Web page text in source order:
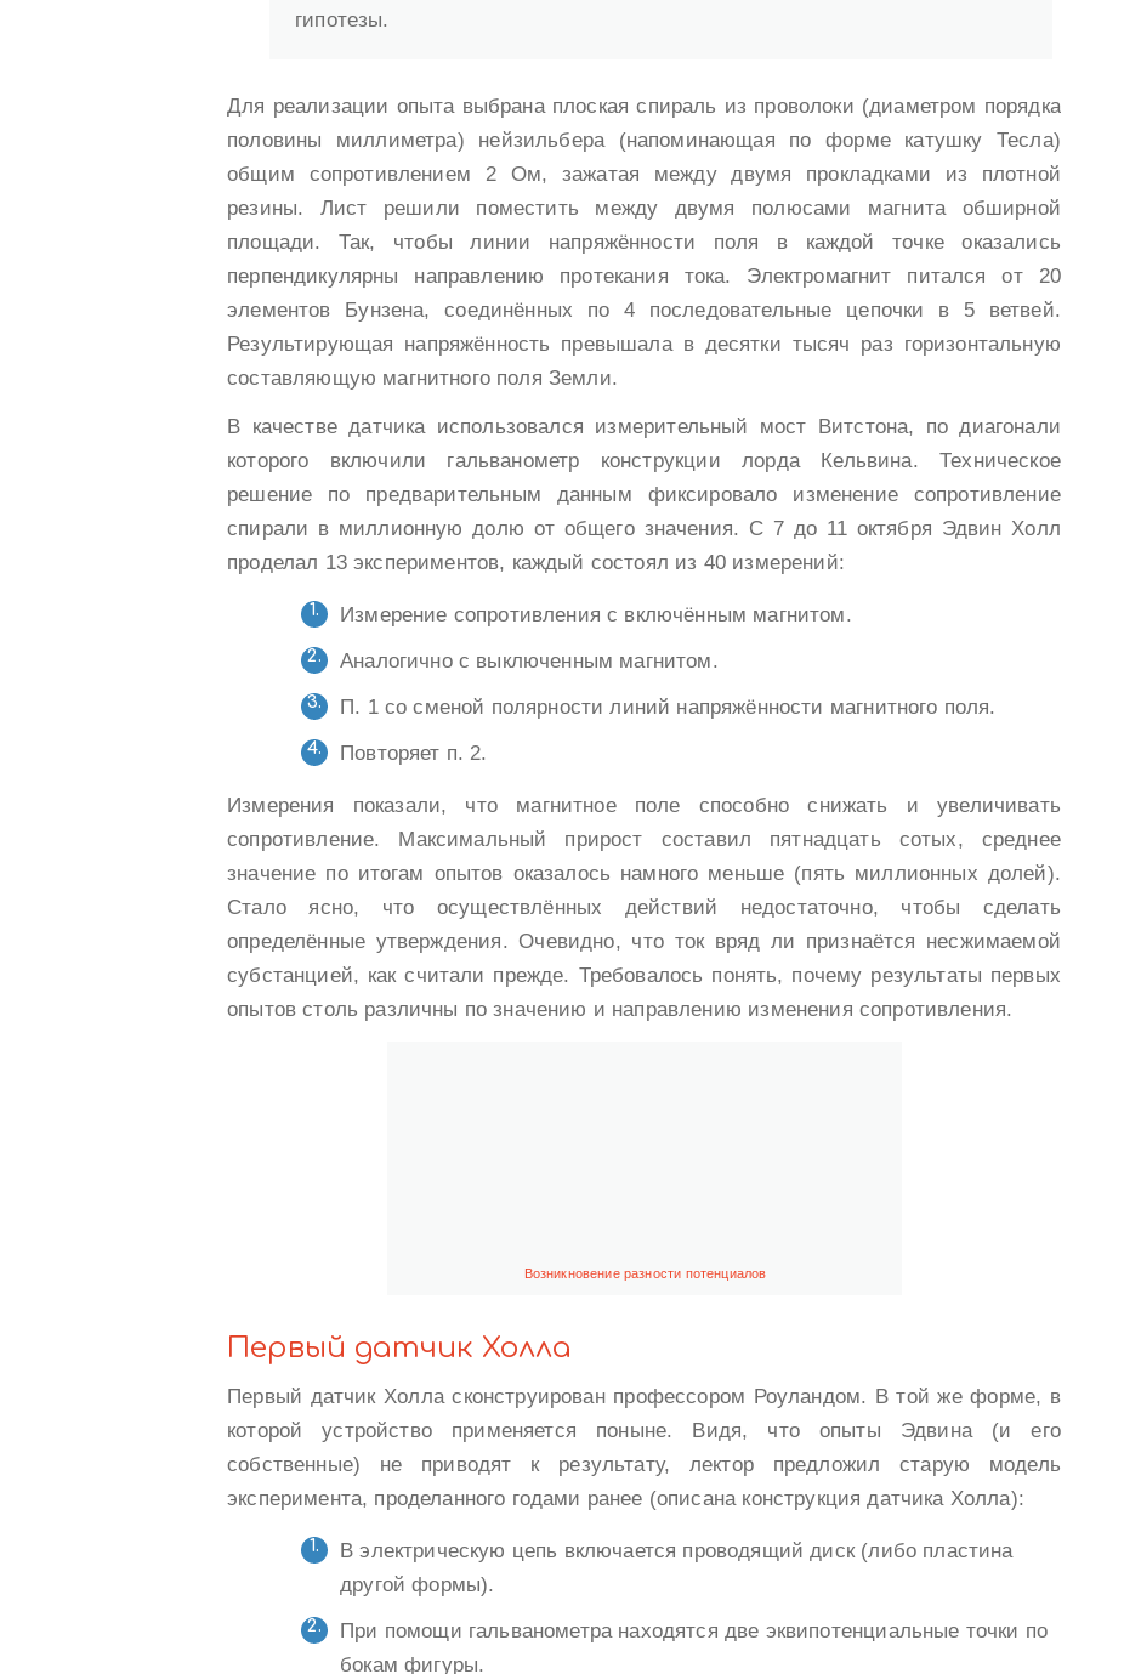
гипотезы.
Для реализации опыта выбрана плоская спираль из проволоки (диаметром порядка
половины миллиметра) нейзильбера (напоминающая по форме катушку Тесла)
общим сопротивлением 2 Ом, зажатая между двумя прокладками из плотной
резины. Лист решили поместить между двумя полюсами магнита обширной
площади. Так, чтобы линии напряжённости поля в каждой точке оказались
перпендикулярны направлению протекания тока. Электромагнит питался от 20
элементов Бунзена, соединённых по 4 последовательные цепочки в 5 ветвей.
Результирующая напряжённость превышала в десятки тысяч раз горизонтальную
составляющую магнитного поля Земли.
В качестве датчика использовался измерительный мост Витстона, по диагонали
которого включили гальванометр конструкции лорда Кельвина. Техническое
решение по предварительным данным фиксировало изменение сопротивление
спирали в миллионную долю от общего значения. С 7 до 11 октября Эдвин Холл
проделал 13 экспериментов, каждый состоял из 40 измерений:
Измерение сопротивления с включённым магнитом.
Аналогично с выключенным магнитом.
П. 1 со сменой полярности линий напряжённости магнитного поля.
Повторяет п. 2.
Измерения показали, что магнитное поле способно снижать и увеличивать
сопротивление. Максимальный прирост составил пятнадцать сотых, среднее
значение по итогам опытов оказалось намного меньше (пять миллионных долей).
Стало ясно, что осуществлённых действий недостаточно, чтобы сделать
определённые утверждения. Очевидно, что ток вряд ли признаётся несжимаемой
субстанцией, как считали прежде. Требовалось понять, почему результаты первых
опытов столь различны по значению и направлению изменения сопротивления.
Возникновение разности потенциалов
Первый датчик Холла
Первый датчик Холла сконструирован профессором Роуландом. В той же форме, в
которой устройство применяется поныне. Видя, что опыты Эдвина (и его
собственные) не приводят к результату, лектор предложил старую модель
эксперимента, проделанного годами ранее (описана конструкция датчика Холла):
В электрическую цепь включается проводящий диск (либо пластина
другой формы).
При помощи гальванометра находятся две эквипотенциальные точки по
бокам фигуры.